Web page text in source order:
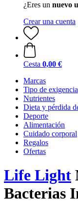
¿Eres un nuevo
Crear una cuenta
Cesta 0,00 €
Marcas
Tipo de exigencia
Nutrientes
Dieta y pérdida
Deporte
Alimentación
Cuidado corporal
Regalos
Ofertas
Life Light
Bacterias